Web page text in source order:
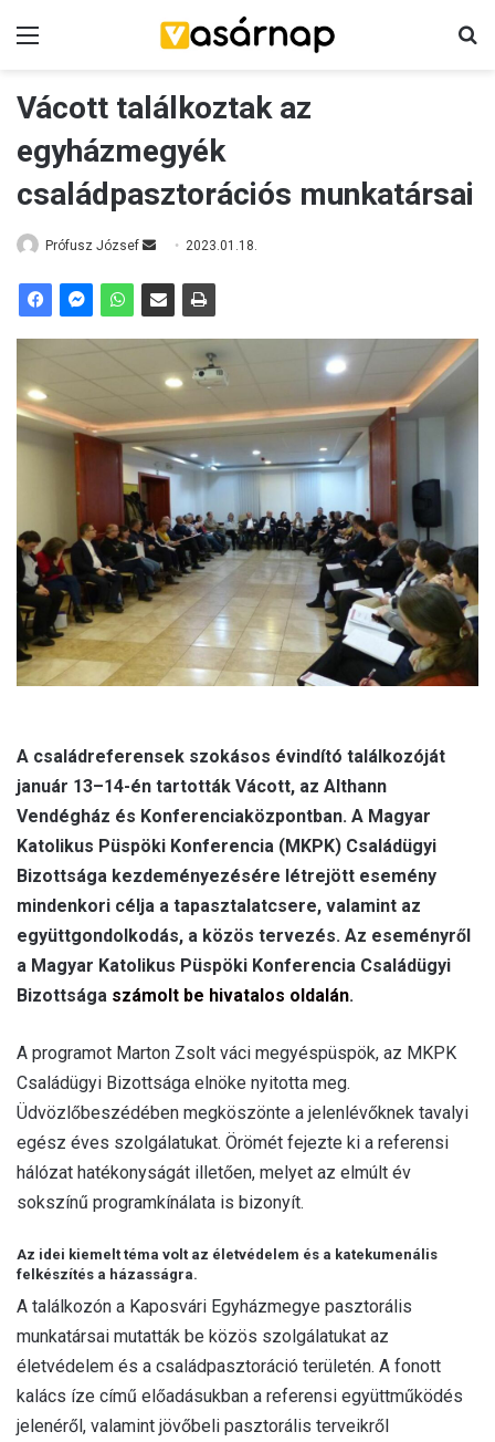
Vácott találkoztak az
egyházmegyék
családpasztorációs munkatársai
Prófusz József
n
m
a
i
2023.01.18.
A családreferensek szokásos évindító találkozóját
január 13–14-én tartották Vácott, az Althann
Vendégház és Konferenciaközpontban. A Magyar
Katolikus Püspöki Konferencia (MKPK) Családügyi
Bizottsága kezdeményezésére létrejött esemény
mindenkori célja a tapasztalatcsere, valamint az
együttgondolkodás, a közös tervezés. Az eseményről
a Magyar Katolikus Püspöki Konferencia Családügyi
Bizottsága számolt be hivatalos oldalán.
A programot Marton Zsolt váci megyéspüspök, az MKPK
Családügyi Bizottsága elnöke nyitotta meg.
Üdvözlőbeszédében megköszönte a jelenlévőknek tavalyi
egész éves szolgálatukat. Örömét fejezte ki a referensi
hálózat hatékonyságát illetően, melyet az elmúlt év
sokszínű programkínálata is bizonyít.
Az idei kiemelt téma volt az életvédelem és a katekumenális
felkészítés a házasságra.
A találkozón a Kaposvári Egyházmegye pasztorális
munkatársai mutatták be közös szolgálatukat az
életvédelem és a családpasztoráció területén. A fonott
kalács íze című előadásukban a referensi együttműködés
jelenéről, valamint jövőbeli pasztorális terveikről